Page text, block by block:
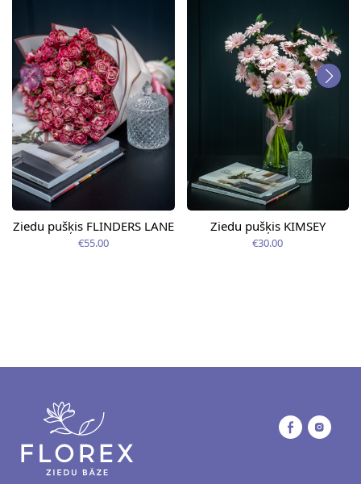
Ziedu pušķis FLINDERS LANE
€55.00
Ziedu pušķis KIMSEY
€30.00